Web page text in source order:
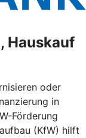
Hauskauf
oder
in
Förderung
(KfW) hilft